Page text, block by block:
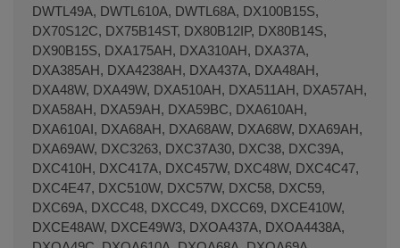
DWTL49A, DWTL610A, DWTL68A, DX100B15S,
DX70S12C, DX75B14ST, DX80B12IP, DX80B14S,
DX90B15S, DXA175AH, DXA310AH, DXA37A,
DXA385AH, DXA4238AH, DXA437A, DXA48AH,
DXA48W, DXA49W, DXA510AH, DXA511AH, DXA57AH,
DXA58AH, DXA59AH, DXA59BC, DXA610AH,
DXA610AI, DXA68AH, DXA68AW, DXA68W, DXA69AH,
DXA69AW, DXC3263, DXC37A30, DXC38, DXC39A,
DXC410H, DXC417A, DXC457W, DXC48W, DXC4C47,
DXC4E47, DXC510W, DXC57W, DXC58, DXC59,
DXC69A, DXCC48, DXCC49, DXCC69, DXCE410W,
DXCE48AW, DXCE49W3, DXOA437A, DXOA4438A,